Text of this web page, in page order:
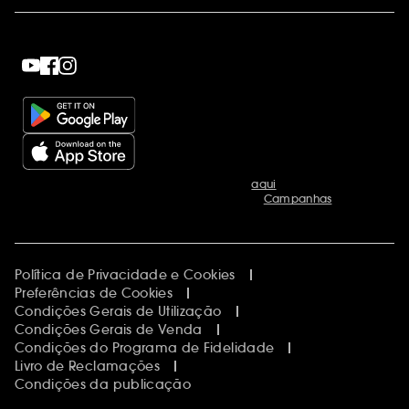
Descobrir a Sephora
Código promocional Sephora
Saldos
Dia do Pai
Calendários do Advento
Singles' Day
Black Friday
Cyber Monday
Marcas excluídas das nossas promoçõesaqui
Campanhas
Política de Privacidade e Cookies
Preferências de Cookies
Condições Gerais de Utilização
Condições Gerais de Venda
Condições do Programa de Fidelidade
Livro de Reclamações
Condições da publicação